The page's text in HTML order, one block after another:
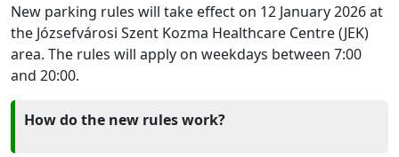
New parking rules will take effect on 12 January 2026 at
the Józsefvárosi Szent Kozma Healthcare Centre (JEK)
area. The rules will apply on weekdays between 7:00
and 20:00.
How do the new rules work?